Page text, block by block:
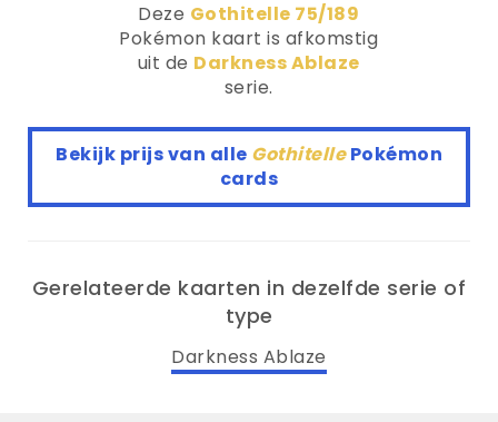
Deze Gothitelle 75/189
Pokémon kaart is afkomstig
uit de Darkness Ablaze
serie.
Bekijk prijs van alle GothitellePokémon
cards
Gerelateerde kaarten in dezelfde serie of
type
Darkness Ablaze